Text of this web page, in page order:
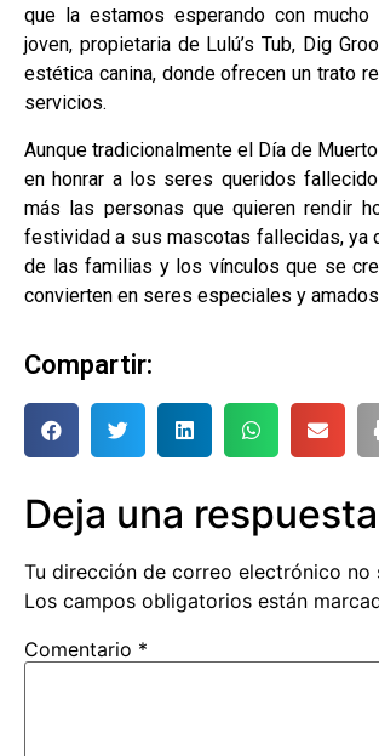
que la estamos esperando con mucho
joven, propietaria de Lulú’s Tub, Dig
estética canina, donde ofrecen un trato
servicios.
Aunque tradicionalmente el Día de
en honrar a los seres queridos
más las personas que quieren rendir
festividad a sus mascotas fallecidas, ya
de las familias y los vínculos que se
convierten en seres especiales y
Compartir:
Deja una respuesta
Tu dirección de correo electrónico no
Los campos obligatorios están
Comentario *